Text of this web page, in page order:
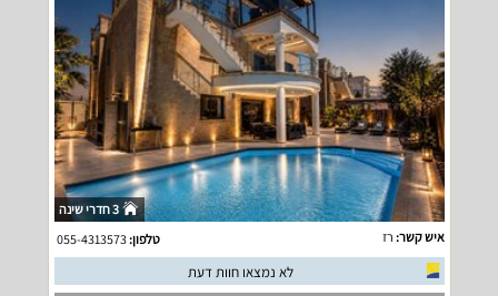
3 חדרי שינה
איש קשר: רז טלפון:055-4313573
לא נמצאו חוות דעת